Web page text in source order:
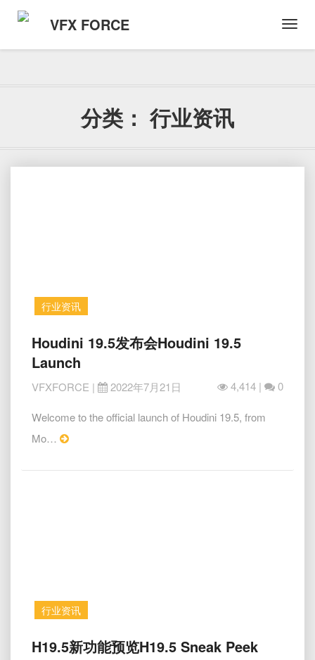
VFX FORCE
分类：行业资讯
行业资讯
Houdini
19.5
发
布
Houdini
19.5
Launch
Houdini 19.5发布会Houdini 19.5
Launch
VFXFORCE | 2022年7月21日 4,414 | 0
Welcome to the official launch of Houdini 19.5, from
Mo…
Read
行业资讯
H19.5
H19.5新功能预览H19.5 Sneak Peek